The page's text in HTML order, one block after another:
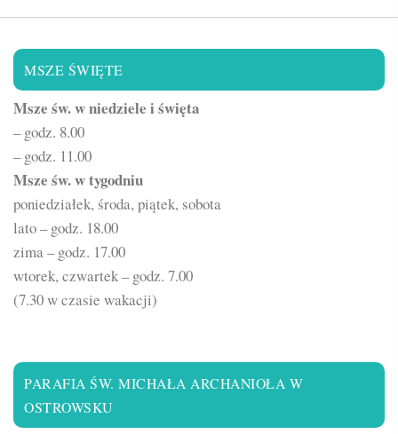
MSZE ŚWIĘTE
Msze św. w niedziele i święta
– godz. 8.00
– godz. 11.00
Msze św. w tygodniu
poniedziałek, środa, piątek, sobota
lato – godz. 18.00
zima – godz. 17.00
wtorek, czwartek – godz. 7.00
(7.30 w czasie wakacji)
PARAFIA ŚW. MICHAŁA ARCHANIOŁA W
OSTROWSKU